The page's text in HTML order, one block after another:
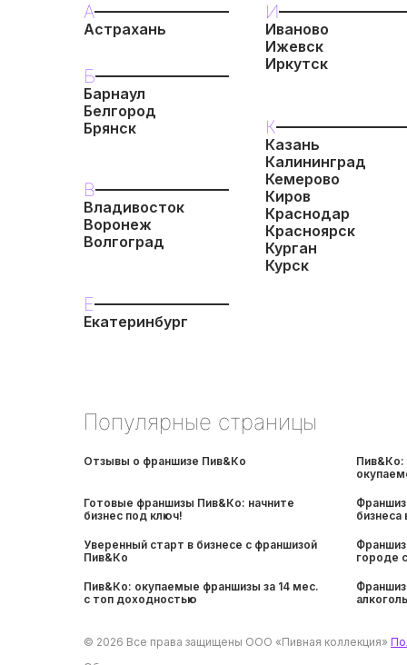
© 2026 Все права защищены ООО «Пивная коллекция»
К
Казань
Калининград
Кемерово
Киров
Краснодар
Красноярск
Курган
Курск
И
Иваново
Ижевск
Иркутск
Е
Екатеринбург
В
Владивосток
Воронеж
Волгоград
Б
Барнаул
Белгород
Брянск
А
Астрахань
Пив&Ко: окупаемые франшизы за 14 мес.
с топ доходностью
Уверенный старт в бизнесе с франшизой
Пив&Ко
городе
Готовые франшизы Пив&Ко: начните
бизнес под ключ!
Отзывы о франшизе Пив&Ко
Популярные страницы